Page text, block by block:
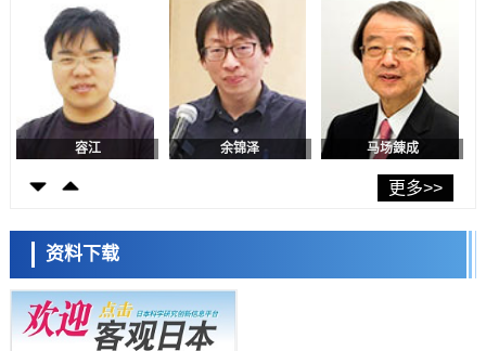
神户大学确认口服癌症疫苗B440单药给药的安全性，在转移性尿路上皮
癌患者中开展临床试验
政策
日本发布《令和8年版科学技术与创新白皮书》，解读第七期基本计划
首年度政策方向
科学研究
东京大学发现可诱导细胞死亡的新型信使物质
科学研究
东京都健康长寿医疗中心跨器官揭示衰老过程中的糖链变化
产总研无需石油利用松脂制备石墨前驱体，可作为电池电极材料
科学研究
东京大学和海上保安厅等发现南海海槽沿线板块边界锁定状态存在区域
差异
政策
日本科学未来馆 科学交
小岩井忠道 泷川 进
更多>>
资料下载